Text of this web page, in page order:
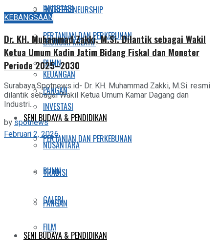
INVESTASI
PERTANIAN DAN PERKEBUNAN
BUMN
PANGAN
SENI BUDAYA & PENDIDIKAN
NUSANTARA
TRADISI
GALERI
FILM
ENTREPRENEURSHIP
EKONOMI KREATIF
KEUANGAN
INVESTASI
PERTANIAN DAN PERKEBUNAN
BUMN
PANGAN
SENI BUDAYA & PENDIDIKAN
KEBANGSAAN
Dr. KH. Muhammad Zakki, M.Si. Dilantik sebagai Wakil
Ketua Umum Kadin Jatim Bidang Fiskal dan Moneter
Periode 2025–2030
Surabaya,Spotnews.id- Dr. KH. Muhammad Zakki, M.Si. resmi
dilantik sebagai Wakil Ketua Umum Kamar Dagang dan
Industri...
byspotnews
Februari 2, 2026